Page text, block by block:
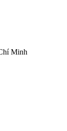
Minh